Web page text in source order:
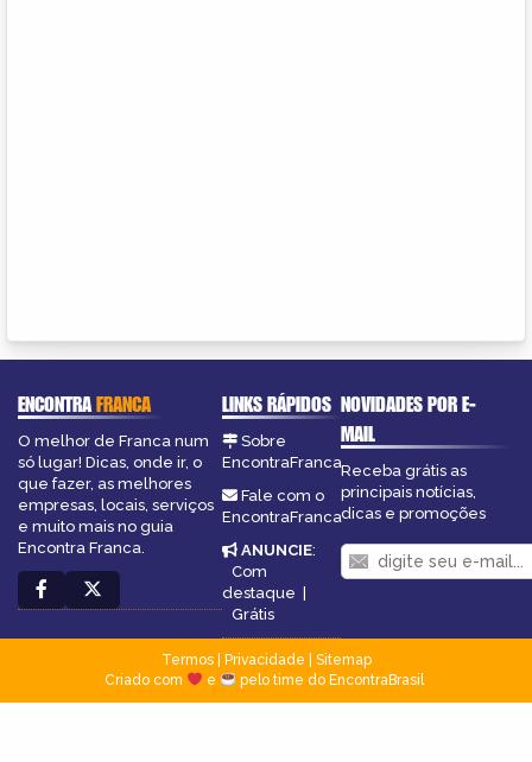
ENCONTRAFRANCA
O melhor de Franca num
só lugar! Dicas, onde ir, o
que fazer, as melhores
empresas, locais, serviços
e muito mais no guia
Encontra Franca.
LINKS RÁPIDOS
Sobre
EncontraFranca
Fale com o
EncontraFranca
ANUNCIE:
Com
destaque |
Grátis
NOVIDADES POR E-
MAIL
Receba grátis as
principais notícias,
dicas e promoções
Termos| Privacidade
Sitemap
Criado com
e pelo time do EncontraBrasil